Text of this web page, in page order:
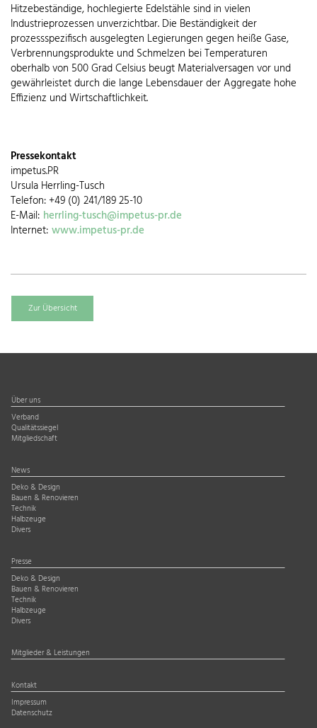
Hitzebeständige, hochlegierte Edelstähle sind in vielen
Industrieprozessen unverzichtbar. Die Beständigkeit der
prozessspezifisch ausgelegten Legierungen gegen heiße Gase,
Verbrennungsprodukte und Schmelzen bei Temperaturen
oberhalb von 500 Grad Celsius beugt Materialversagen vor und
gewährleistet durch die lange Lebensdauer der Aggregate hohe
Effizienz und Wirtschaftlichkeit.
Pressekontakt
impetus.PR
Ursula Herrling-Tusch
Telefon: +49 (0) 241/189 25-10
E-Mail: herrling-tusch@impetus-pr.de
Internet: www.impetus-pr.de
Zur Übersicht
Über uns
Verband
Qualitätssiegel
Mitgliedschaft
News
Deko & Design
Bauen & Renovieren
Technik
Halbzeuge
Divers
Presse
Deko & Design
Bauen & Renovieren
Technik
Halbzeuge
Divers
Mitglieder & Leistungen
Kontakt
Impressum
Datenschutz